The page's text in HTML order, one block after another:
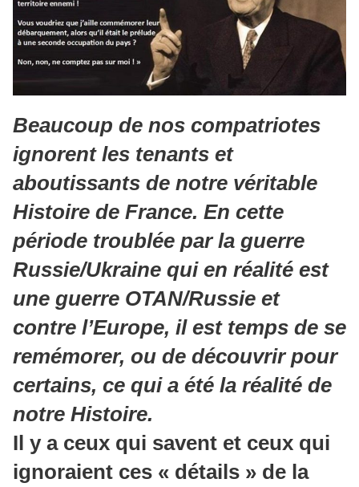
Beaucoup de nos compatriotes
ignorent les tenants et
aboutissants de notre véritable
Histoire de France. En cette
période troublée par la guerre
Russie/Ukraine qui en réalité est
une guerre OTAN/Russie et
contre l’Europe, il est temps de se
remémorer, ou de découvrir pour
certains, ce qui a été la réalité de
notre Histoire.
Il y a ceux qui savent et ceux qui
ignoraient ces « détails » de la